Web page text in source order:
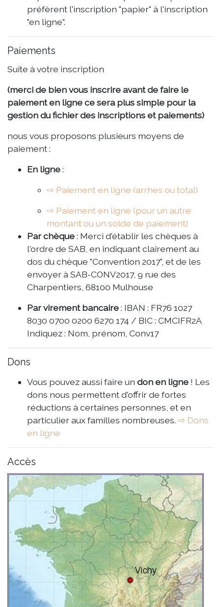
préfèrent l'inscription "papier" à l'inscription
"en ligne".
Paiements
Suite à votre inscription
(merci de bien vous inscrire avant de faire le
paiement en ligne ce sera plus simple pour la
gestion du fichier des inscriptions et paiements)
nous vous proposons plusieurs moyens de
paiement :
En ligne:
⇨ Paiement en ligne (arrhes ou total)
⇨ Paiement en ligne (pour un autre
montant ou un solde de paiement)
Par chèque: Merci d'établir les chèques à
l'ordre de SAB, en indiquant clairement au
dos du chèque "Convention 2017", et de les
envoyer à SAB-CONV2017, 9 rue des
Charpentiers, 68100 Mulhouse
Par virement bancaire: IBAN : FR76 1027
8030 0700 0200 6270 174 / BIC : CMCIFR2A
Indiquez : Nom, prénom, Conv17
Dons
Vous pouvez aussi faire un don en ligne ! Les
dons nous permettent d'offrir de fortes
réductions à certaines personnes, et en
particulier aux familles nombreuses. ⇨ Dons
en ligne
Accès